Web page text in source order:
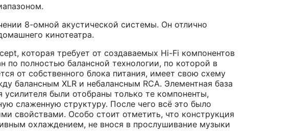
8-омной акустической системы. Он отлично
кинотеатра.
которая требует от создаваемых Hi-Fi компонентов
по полностью балансной технологии, по которой в
от собственного блока питания, имеет свою схему
балансным XLR и небалансным RCA. Элементная база
были отобраны только те компоненты,
слаженную структуру. После чего всё это было
свойствами. Особо стоит отметить, что конструкция
охлаждением, не внося в прослушивание музыки